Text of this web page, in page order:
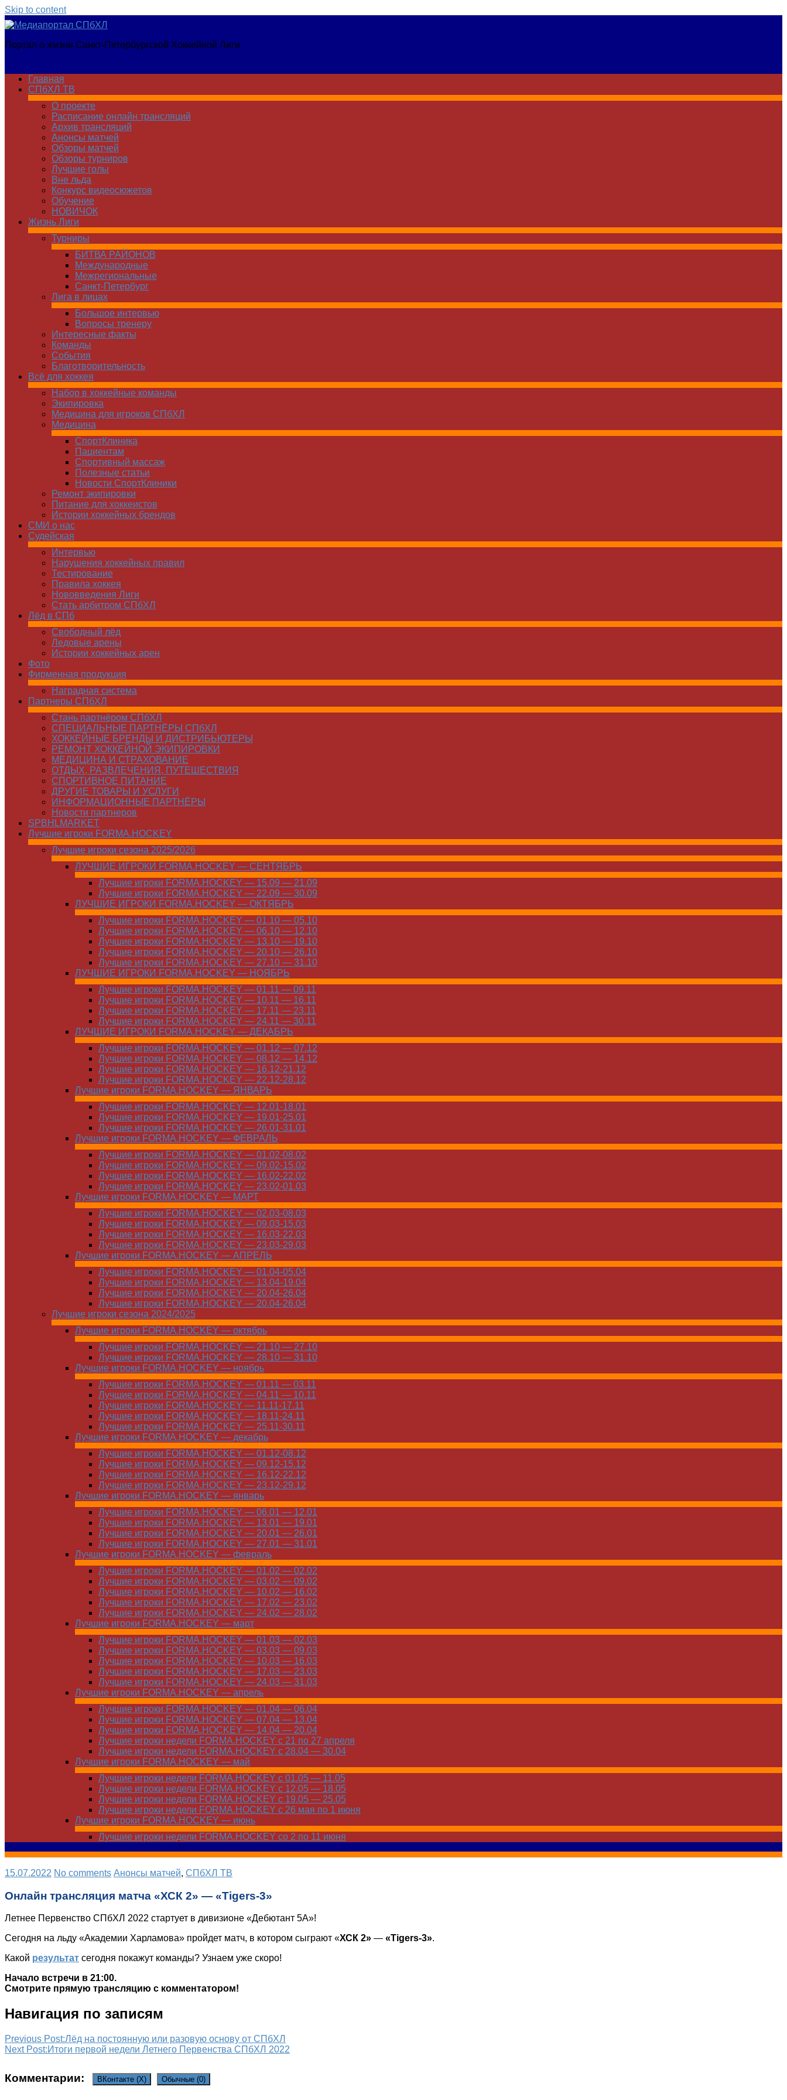
Skip to content
Медиапортал
Портал о жизни Санкт-Петербургской Хоккейной Лиги
Главная
СПбХЛ ТВ
О проекте
Расписание онлайн трансляций
Архив трансляций
Анонсы матчей
Обзоры матчей
Обзоры турниров
Лучшие голы
Вне льда
Конкурс видеосюжетов
Обучение
НОВИЧОК
Жизнь Лиги
Турниры
БИТВА РАЙОНОВ
Международные
Межрегиональные
Санкт-Петербург
Лига в лицах
Большое интервью
Вопросы тренеру
Интересные факты
Команды
Cобытия
Благотворительность
Всё для хоккея
Набор в хоккейные команды
Экипировка
Медицина для игроков СПбХЛ
Медицина
СпортКлиника
Пациентам
Спортивный массаж
Полезные статьи
Новости СпортКлиники
Ремонт экипировки
Питание для хоккеистов
Истории хоккейных брендов
СМИ о нас
Судейская
Интервью
Нарушения хоккейных правил
Тестирование
Правила хоккея
Нововведения Лиги
Стать арбитром СПбХЛ
Лёд в СПб
Свободный лёд
Ледовые арены
Истории хоккейных арен
Фото
Фирменная продукция
Наградная система
Партнеры СПбХЛ
Стань партнёром СПбХЛ
СПЕЦИАЛЬНЫЕ ПАРТНЁРЫ СПбХЛ
ХОККЕЙНЫЕ БРЕНДЫ И ДИСТРИБЬЮТЕРЫ
РЕМОНТ ХОККЕЙНОЙ ЭКИПИРОВКИ
МЕДИЦИНА И СТРАХОВАНИЕ
ОТДЫХ, РАЗВЛЕЧЕНИЯ, ПУТЕШЕСТВИЯ
СПОРТИВНОЕ ПИТАНИЕ
ДРУГИЕ ТОВАРЫ И УСЛУГИ
ИНФОРМАЦИОННЫЕ ПАРТНЁРЫ
Новости партнеров
SPBHLMARKET
Лучшие игроки FORMA.HOCKEY
Лучшие игроки сезона 2025/2026
ЛУЧШИЕ ИГРОКИ FORMA.HOCKEY — СЕНТЯБРЬ
Лучшие игроки FORMA.HOCKEY — 15.09 — 21.09
Лучшие игроки FORMA.HOCKEY — 22.09 — 30.09
ЛУЧШИЕ ИГРОКИ FORMA.HOCKEY — ОКТЯБРЬ
Лучшие игроки FORMA.HOCKEY — 01.10 — 05.10
Лучшие игроки FORMA.HOCKEY — 06.10 — 12.10
Лучшие игроки FORMA.HOCKEY — 13.10 — 19.10
Лучшие игроки FORMA.HOCKEY — 20.10 — 26.10
Лучшие игроки FORMA.HOCKEY — 27.10 — 31.10
ЛУЧШИЕ ИГРОКИ FORMA.HOCKEY — НОЯБРЬ
Лучшие игроки FORMA.HOCKEY — 01.11 — 09.11
Лучшие игроки FORMA.HOCKEY — 10.11 — 16.11
Лучшие игроки FORMA.HOCKEY — 17.11 — 23.11
Лучшие игроки FORMA.HOCKEY — 24.11 — 30.11
ЛУЧШИЕ ИГРОКИ FORMA.HOCKEY — ДЕКАБРЬ
Лучшие игроки FORMA.HOCKEY — 01.12 — 07.12
Лучшие игроки FORMA.HOCKEY — 08.12 — 14.12
Лучшие игроки FORMA.HOCKEY — 16.12-21.12
Лучшие игроки FORMA.HOCKEY — 22.12-28.12
Лучшие игроки FORMA.HOCKEY — ЯНВАРЬ
Лучшие игроки FORMA.HOCKEY — 12.01-18.01
Лучшие игроки FORMA.HOCKEY — 19.01-25.01
Лучшие игроки FORMA.HOCKEY — 26.01-31.01
Лучшие игроки FORMA.HOCKEY — ФЕВРАЛЬ
Лучшие игроки FORMA.HOCKEY — 01.02-08.02
Лучшие игроки FORMA.HOCKEY — 09.02-15.02
Лучшие игроки FORMA.HOCKEY — 16.02-22.02
Лучшие игроки FORMA.HOCKEY — 23.02-01.03
Лучшие игроки FORMA.HOCKEY — МАРТ
Лучшие игроки FORMA.HOCKEY — 02.03-08.03
Лучшие игроки FORMA.HOCKEY — 09.03-15.03
Лучшие игроки FORMA.HOCKEY — 16.03-22.03
Лучшие игроки FORMA.HOCKEY — 23.03-29.03
Лучшие игроки FORMA.HOCKEY — АПРЕЛЬ
Лучшие игроки FORMA.HOCKEY — 01.04-05.04
Лучшие игроки FORMA.HOCKEY — 13.04-19.04
Лучшие игроки FORMA.HOCKEY — 20.04-26.04
Лучшие игроки FORMA.HOCKEY — 20.04-26.04
Лучшие игроки сезона 2024/2025
Лучшие игроки FORMA.HOCKEY — октябрь
Лучшие игроки FORMA.HOCKEY — 21.10 — 27.10
Лучшие игроки FORMA.HOCKEY — 28.10 — 31.10
Лучшие игроки FORMA.HOCKEY — ноябрь
Лучшие игроки FORMA.HOCKEY — 01.11 — 03.11
Лучшие игроки FORMA.HOCKEY — 04.11 — 10.11
Лучшие игроки FORMA.HOCKEY — 11.11-17.11
Лучшие игроки FORMA.HOCKEY — 18.11-24.11
Лучшие игроки FORMA.HOCKEY — 25.11-30.11
Лучшие игроки FORMA.HOCKEY — декабрь
Лучшие игроки FORMA.HOCKEY — 01.12-08.12
Лучшие игроки FORMA.HOCKEY — 09.12-15.12
Лучшие игроки FORMA.HOCKEY — 16.12-22.12
Лучшие игроки FORMA.HOCKEY — 23.12-29.12
Лучшие игроки FORMA.HOCKEY — январь
Лучшие игроки FORMA.HOCKEY — 06.01 — 12.01
Лучшие игроки FORMA.HOCKEY — 13.01 — 19.01
Лучшие игроки FORMA.HOCKEY — 20.01 — 26.01
Лучшие игроки FORMA.HOCKEY — 27.01 — 31.01
Лучшие игроки FORMA.HOCKEY — февраль
Лучшие игроки FORMA.HOCKEY — 01.02 — 02.02
Лучшие игроки FORMA.HOCKEY — 03.02 — 09.02
Лучшие игроки FORMA.HOCKEY — 10.02 — 16.02
Лучшие игроки FORMA.HOCKEY — 17.02 — 23.02
Лучшие игроки FORMA.HOCKEY — 24.02 — 28.02
Лучшие игроки FORMA.HOCKEY — март
Лучшие игроки FORMA.HOCKEY — 01.03 — 02.03
Лучшие игроки FORMA.HOCKEY — 03.03 — 09.03
Лучшие игроки FORMA.HOCKEY — 10.03 — 16.03
Лучшие игроки FORMA.HOCKEY — 17.03 — 23.03
Лучшие игроки FORMA.HOCKEY — 24.03 — 31.03
Лучшие игроки FORMA.HOCKEY — апрель
Лучшие игроки FORMA.HOCKEY — 01.04 — 06.04
Лучшие игроки FORMA.HOCKEY — 07.04 — 13.04
Лучшие игроки FORMA.HOCKEY — 14.04 — 20.04
Лучшие игроки недели FORMA.HOCKEY с 21 по 27 апреля
Лучшие игроки недели FORMA.HOCKEY с 28.04 — 30.04
Лучшие игроки FORMA.HOCKEY — май
Лучшие игроки недели FORMA.HOCKEY с 01.05 — 11.05
Лучшие игроки недели FORMA.HOCKEY с 12.05 — 18.05
Лучшие игроки недели FORMA.HOCKEY с 19.05 — 25.05
Лучшие игроки недели FORMA.HOCKEY с 26 мая по 1 июня
Лучшие игроки FORMA.HOCKEY — июнь
Лучшие игроки недели FORMA.HOCKEY со 2 по 11 июня
15.07.2022 No comments Анонсы матчей, СПбХЛ ТВ
Онлайн трансляция матча «ХСК 2» — «Tigers-3»
Летнее Первенство СПбХЛ 2022 стартует в дивизионе «Дебютант 5А»!
Сегодня на льду «Академии Харламова» пройдет матч, в котором сыграют «ХСК 2» — «Tigers-3».
Какой результат сегодня покажут команды? Узнаем уже скоро!
Начало встречи в 21:00.
Смотрите прямую трансляцию с комментатором!
Навигация по записям
Previous Post:Лёд на постоянную или разовую основу от СПбХЛ
Next Post:Итоги первой недели Летнего Первенства СПбХЛ 2022
Комментарии: ВКонтакте (X) Обычные (0)